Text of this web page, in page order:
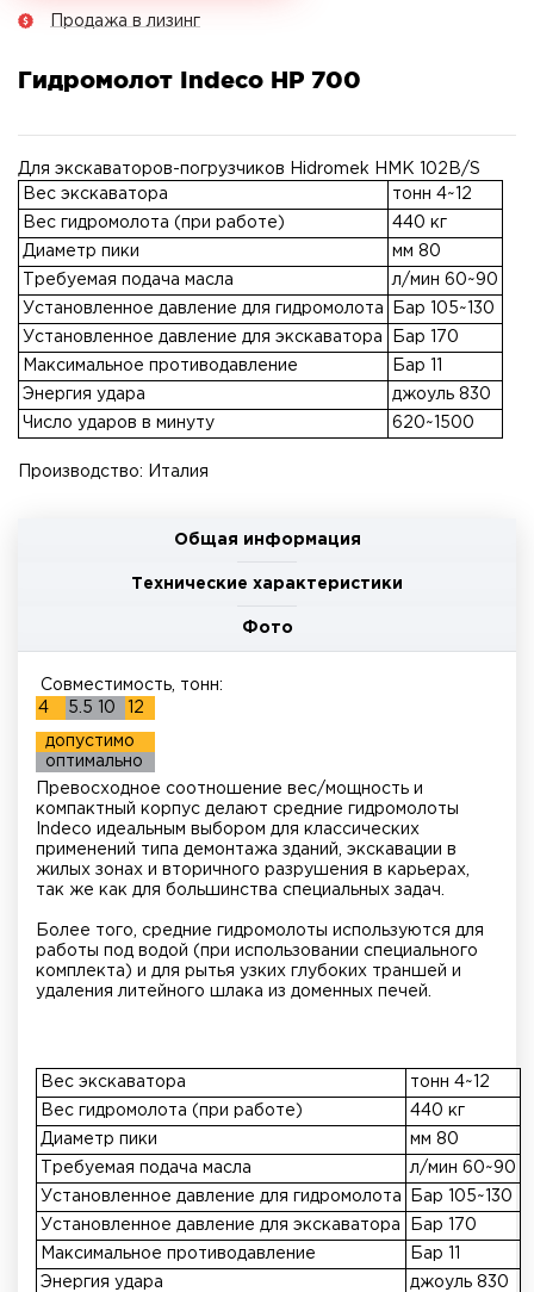
Продажа в лизинг
Гидромолот Indeco HP 700
Для экскаваторов-погрузчиков Hidromek HMK 102В/S
Вес экскаватора
тонн 4~12
Вес гидромолота (при работе)
440 кг
Диаметр пики
мм 80
Требуемая подача масла
л/мин 60~90
Установленное давление для гидромолота
Бар 105~130
Установленное давление для экскаватора
Бар 170
Максимальное противодавление
Бар 11
Энергия удара
джоуль 830
Число ударов в минуту
620~1500
Производство: Италия
Общая информация
Технические характеристики
Фото
Совместимость, тонн:
4
5.5 10 12
допустимо
оптимально
Превосходное соотношение вес/мощность и
компактный корпус делают средние гидромолоты
Indeco идеальным выбором для классических
применений типа демонтажа зданий, экскавации в
жилых зонах и вторичного разрушения в карьерах,
так же как для большинства специальных задач.
Более того, средние гидромолоты используются для
работы под водой (при использовании специального
комплекта) и для рытья узких глубоких траншей и
удаления литейного шлака из доменных печей.
Вес экскаватора
тонн 4~12
Вес гидромолота (при работе)
440 кг
Диаметр пики
мм 80
Требуемая подача масла
л/мин 60~90
Установленное давление для гидромолота
Бар 105~130
Установленное давление для экскаватора
Бар 170
Максимальное противодавление
Бар 11
Энергия удара
джоуль 830